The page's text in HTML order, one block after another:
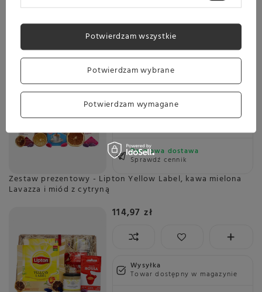
Zestaw prezentowy - Herbaty Lipton i kawa mielona
Lavazza Crema e Gusto Dolce
5.00 1 opinie
79,97 zł
Wysyłkajeszcze dzisiaj
Darmowa dostawa
Sprawdź cennik
Zestaw prezentowy - Lipton Yellow Label, kawa mielona
Lavazza i miód z cytryną
114,97 zł
Wysyłka
Towar dostępny w magazynie
Potwierdzam wybrane
Potwierdzam wymagane
Potwierdzam wszystkie